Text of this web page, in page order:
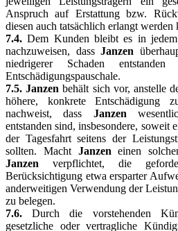
Anspruch auf Erstattung bzw.
diesen auch tatsächlich erlangt werden
7.4.Dem Kunden bleibt es in
nachzuweisen, dassJanzen
niedrigerer Schaden
Entschädigungspauschale.
7.5. Janzen behält sich vor, anstelle
höhere, konkrete Entschädigung
nachweist, dass Janzen
entstanden sind, insbesondere, soweit
der Tagesfahrt seitens der
sollten. Macht Janzen einen
Janzen verpflichtet, die
Berücksichtigung etwa ersparter
anderweitigen Verwendung der
zu belegen.
7.6.Durch die vorstehenden
gesetzliche oder vertragliche